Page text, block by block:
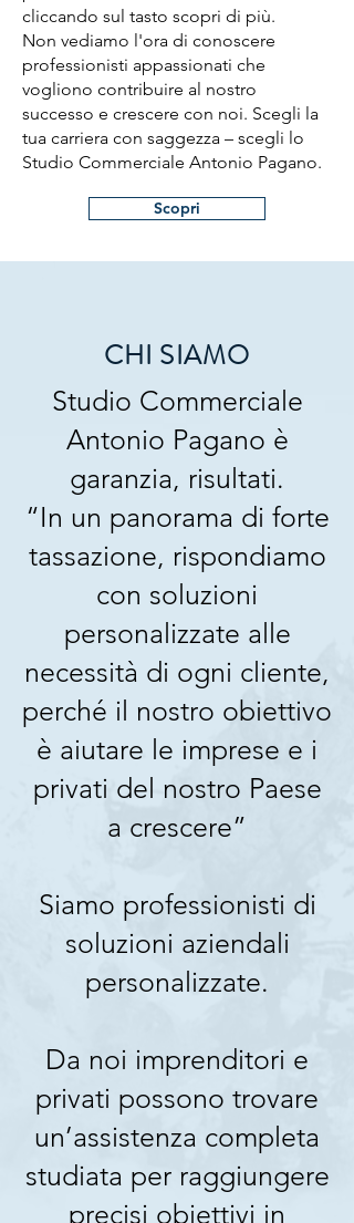
cliccando sul tasto scopri di più.
Non vediamo l'ora di conoscere
professionisti appassionati che
vogliono contribuire al nostro
successo e crescere con noi. Scegli la
tua carriera con saggezza – scegli lo
Studio Commerciale Antonio Pagano.
Scopri
CHI SIAMO
Studio Commerciale
Antonio Pagano è
garanzia, risultati.
“In un panorama di forte
tassazione, rispondiamo
con soluzioni
personalizzate alle
necessità di ogni cliente,
perché il nostro obiettivo
è aiutare le imprese e i
privati del nostro Paese
a crescere”
Siamo professionisti di
soluzioni aziendali
personalizzate.
Da noi imprenditori e
privati possono trovare
un’assistenza completa
studiata per raggiungere
precisi obiettivi in